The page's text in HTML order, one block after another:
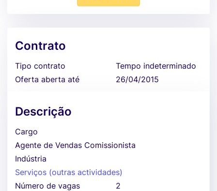
Contrato
Tipo contrato
Tempo indeterminado
Oferta aberta até
26/04/2015
Descrição
Cargo
Agente de Vendas Comissionista
Indústria
Serviços (outras actividades)
Número de vagas
2